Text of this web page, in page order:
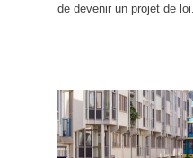
de devenir un projet de loi.